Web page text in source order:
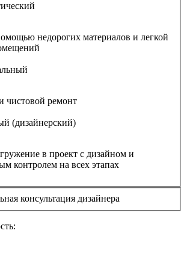
недорогих материалов и легкой
чистовой ремонт
(дизайнерский)
в проект с дизайном и
контролем на всех этапах
консультация дизайнера